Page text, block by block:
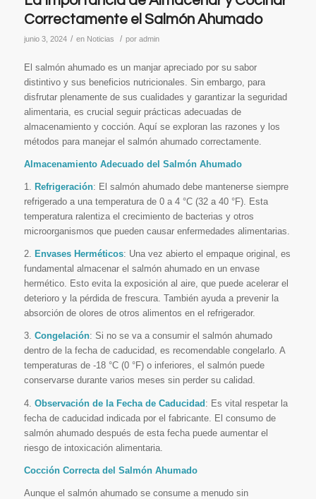
Correctamente el Salmón Ahumado
junio 3, 2024 / en Noticias / por admin
El salmón ahumado es un manjar apreciado por su sabor
distintivo y sus beneficios nutricionales. Sin embargo, para
disfrutar plenamente de sus cualidades y garantizar la seguridad
alimentaria, es crucial seguir prácticas adecuadas de
almacenamiento y cocción. Aquí se exploran las razones y los
métodos para manejar el salmón ahumado correctamente.
Almacenamiento Adecuado del Salmón Ahumado
1. Refrigeración: El salmón ahumado debe mantenerse siempre
refrigerado a una temperatura de 0 a 4 °C (32 a 40 °F). Esta
temperatura ralentiza el crecimiento de bacterias y otros
microorganismos que pueden causar enfermedades alimentarias.
2. Envases Herméticos: Una vez abierto el empaque original, es
fundamental almacenar el salmón ahumado en un envase
hermético. Esto evita la exposición al aire, que puede acelerar el
deterioro y la pérdida de frescura. También ayuda a prevenir la
absorción de olores de otros alimentos en el refrigerador.
3. Congelación: Si no se va a consumir el salmón ahumado
dentro de la fecha de caducidad, es recomendable congelarlo. A
temperaturas de -18 °C (0 °F) o inferiores, el salmón puede
conservarse durante varios meses sin perder su calidad.
4. Observación de la Fecha de Caducidad: Es vital respetar la
fecha de caducidad indicada por el fabricante. El consumo de
salmón ahumado después de esta fecha puede aumentar el
riesgo de intoxicación alimentaria.
Cocción Correcta del Salmón Ahumado
Aunque el salmón ahumado se consume a menudo sin